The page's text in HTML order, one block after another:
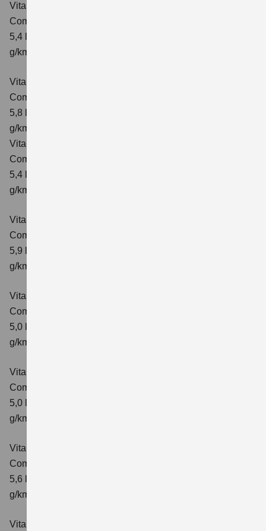
Vitara 1.4 BOOSTERJET HYBRID ALLGRIP
Comfort
5,4 l/100km; kombinierter Wert der CO₂-Emission: 129
g/km; CO₂-Klasse: D
Vitara 1.4 BOOSTERJET HYBRID ALLGRIP AT
Comfort
5,8 l/100 km; kombinierter Wert der CO₂-Emission: 137
g/km; CO₂-Klasse: E
Vitara 1.4 BOOSTERJET HYBRID ALLGRIP
Comfort+ Verbrauchswerte: kombinierter Energieverbrauch
5,4 l/100km; kombinierter Wert der CO₂-Emission: 129
g/km; CO₂-Klasse: D
Vitara 1.4 BOOSTERJET HYBRID ALLGRIP AT
Comfort+
5,9 l/100 km; kombinierter Wert der CO₂-Emission: 138
g/km; CO₂-Klasse: E
Vitara 1.5 DUALJET HYBRID AGS
Comfort
5,0 l/100km; kombinierter Wert der CO₂-Emission: 113
g/km; CO₂-Klasse: C
Vitara 1.5 DUALJET HYBRID AGS
Comfort+
5,0 l/100km; kombinierter Wert der CO₂-Emission: 114
g/km; CO₂-Klasse: C
Vitara 1.5 DUALJET HYBRID ALLGRIP AGS
Comfort
5,6 l/100km; kombinierter Wert der CO₂-Emission: 126
g/km; CO₂-Klasse: D
Vitara 1.5 DUALJET HYBRID ALLGRIP AGS